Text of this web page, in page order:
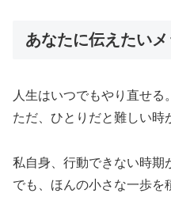
あなたに伝えたい
人生はいつでもやり直せる。
ただ、ひとりだと難しい時
私自身、行動できない時期
でも、ほんの小さな一歩を